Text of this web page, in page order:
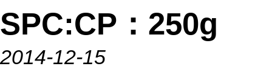
SPC:CP：250g
2014-12-15